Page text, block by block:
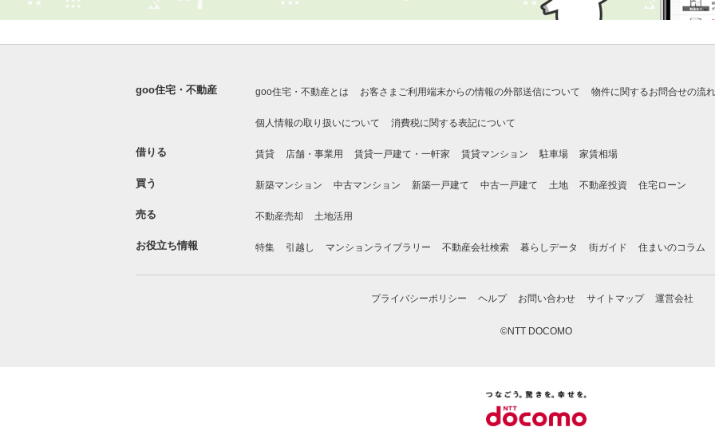
goo住宅・不動産 goo住宅・不動産とは お客さまご利用端末からの情報の外部送信について 物件に関するお問合せの流れ
個人情報の取り扱いについて 消費税に関する表記について
借りる 賃貸 店舗・事業用 賃貸一戸建て・一軒家 賃貸マンション 駐車場 家賃相場
買う 新築マンション 中古マンション 新築一戸建て 中古一戸建て 土地 不動産投資 住宅ローン
売る 不動産売却 土地活用
お役立ち情報 特集 引越し マンションライブラリー 不動産会社検索 暮らしデータ 街ガイド 住まいのコラム
プライバシーポリシー ヘルプ お問い合わせ サイトマップ 運営会社
©NTT DOCOMO